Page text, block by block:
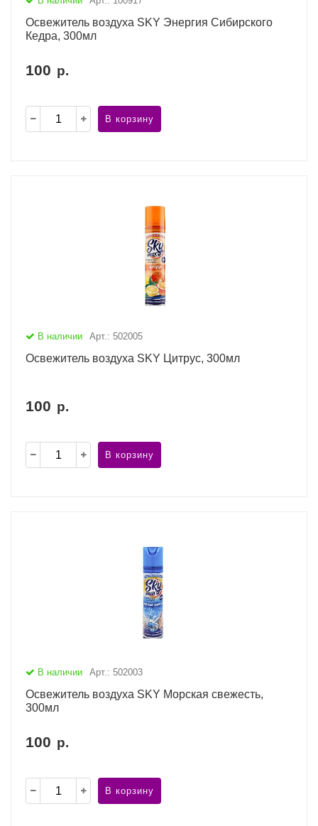
Освежитель воздуха SKY Энергия Сибирского
Кедра, 300мл
100 р.
В корзину
В наличии Арт.: 502005
Освежитель воздуха SKY Цитрус, 300мл
100 р.
В корзину
В наличии Арт.: 502003
Освежитель воздуха SKY Морская свежесть,
300мл
100 р.
В корзину